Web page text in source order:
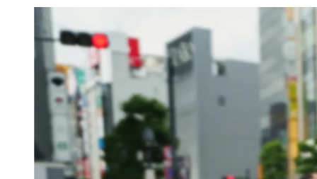
Red 2016
2026.02.01